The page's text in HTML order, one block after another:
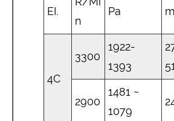
EI.
n
Pa
4C
3300
1922-
1393
2900
1481 ~
1079